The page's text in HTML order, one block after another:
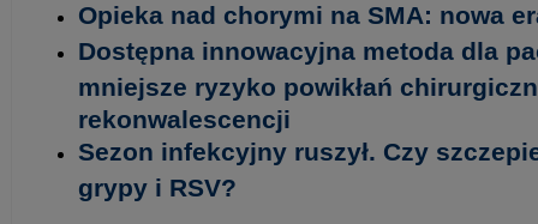
Opieka nad chorymi na SMA: nowa
Dostępna innowacyjna metoda dla
mniejsze ryzyko powikłań
rekonwalescencji
Sezon infekcyjny ruszył. Czy
grypy i RSV?